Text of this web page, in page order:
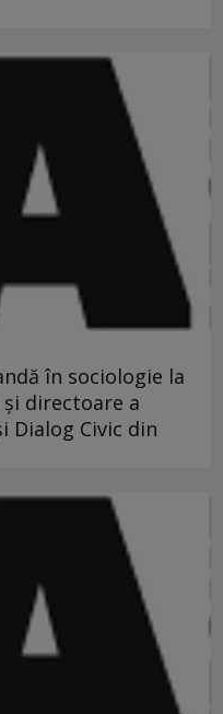
în sociologie la
directoare a
Dialog Civic din